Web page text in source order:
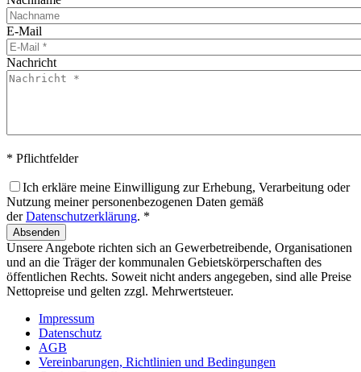
E-Mail
Nachricht
* Pflichtfelder
Ich erkläre meine Einwilligung zur Erhebung, Verarbeitung oder
Nutzung meiner personenbezogenen Daten gemäß
derDatenschutzerklärung. *
Absenden
Unsere Angebote richten sich an Gewerbetreibende, Organisationen
und an die Träger der kommunalen Gebietskörperschaften des
öffentlichen Rechts. Soweit nicht anders angegeben, sind alle Preise
Nettopreise und gelten zzgl. Mehrwertsteuer.
Impressum
Datenschutz
AGB
Vereinbarungen, Richtlinien und Bedingungen